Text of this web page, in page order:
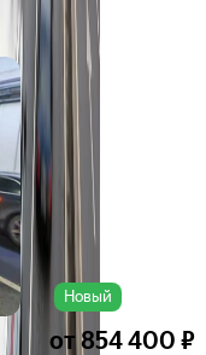
Новый
фото
от854 400 ₽